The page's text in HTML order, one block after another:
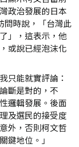
政治發展的日本
問時說，「台灣此
」，這表示，他
或說已經泡沫化
只能就實評論：
斷是對的，不
邏輯發展。後面
及選民的接受度
外，否則柯文哲
鍵地位。」